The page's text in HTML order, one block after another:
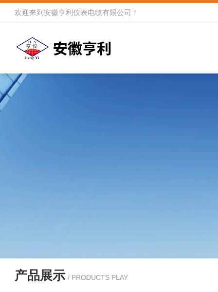
欢迎来到 安徽亨利仪表电缆有限公司 ！
产品展示 / PRODUCTS PLAY